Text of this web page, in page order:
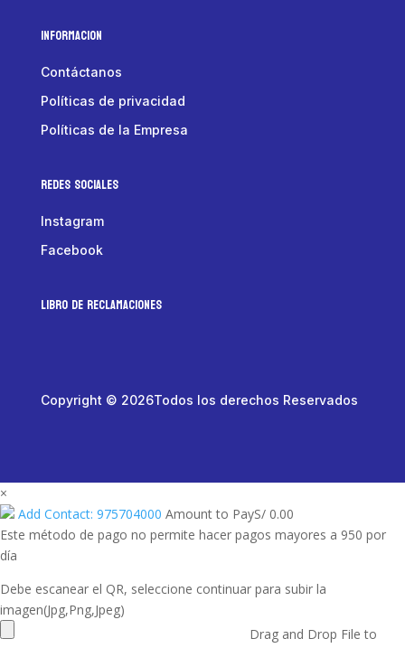
Informacion
Contáctanos
Políticas de privacidad
Políticas de la Empresa
Redes Sociales
Instagram
Facebook
LIBRO DE RECLAMACIONES
Copyright © 2026Todos los derechos Reservados
×
Add Contact: 975704000 Amount to PayS/ 0.00
Este método de pago no permite hacer pagos mayores a 950 por
día
Debe escanear el QR, seleccione continuar para subir la
imagen(Jpg,Png,Jpeg)
Drag and Drop File to